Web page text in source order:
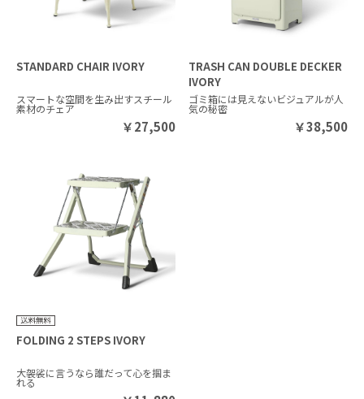
STANDARD CHAIR IVORY
スマートな空間を生み出すスチール
素材のチェア
￥27,500
TRASH CAN DOUBLE DECKER
IVORY
ゴミ箱には見えないビジュアルが人
気の秘密
￥38,500
FOLDING 2 STEPS IVORY
大袈裟に言うなら誰だって心を掴ま
れる